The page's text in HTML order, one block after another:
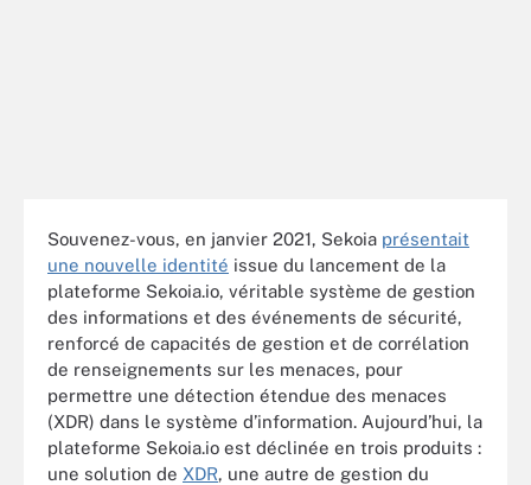
Souvenez-vous, en janvier 2021, Sekoia présentait
une nouvelle identité issue du lancement de la
plateforme Sekoia.io, véritable système de gestion
des informations et des événements de sécurité,
renforcé de capacités de gestion et de corrélation
de renseignements sur les menaces, pour
permettre une détection étendue des menaces
(XDR) dans le système d’information. Aujourd’hui, la
plateforme Sekoia.io est déclinée en trois produits :
une solution de XDR, une autre de gestion du